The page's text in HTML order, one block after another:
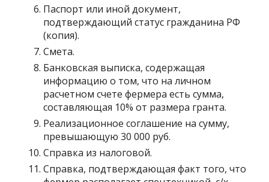
Паспорт или иной документ,
подтверждающий статус гражданина РФ
(копия).
Смета.
Банковская выписка, содержащая
информацию о том, что на личном
расчетном счете фермера есть сумма,
составляющая 10% от размера гранта.
Реализационное соглашение на сумму,
превышающую 30 000 руб.
Справка из налоговой.
Справка, подтверждающая факт того, что